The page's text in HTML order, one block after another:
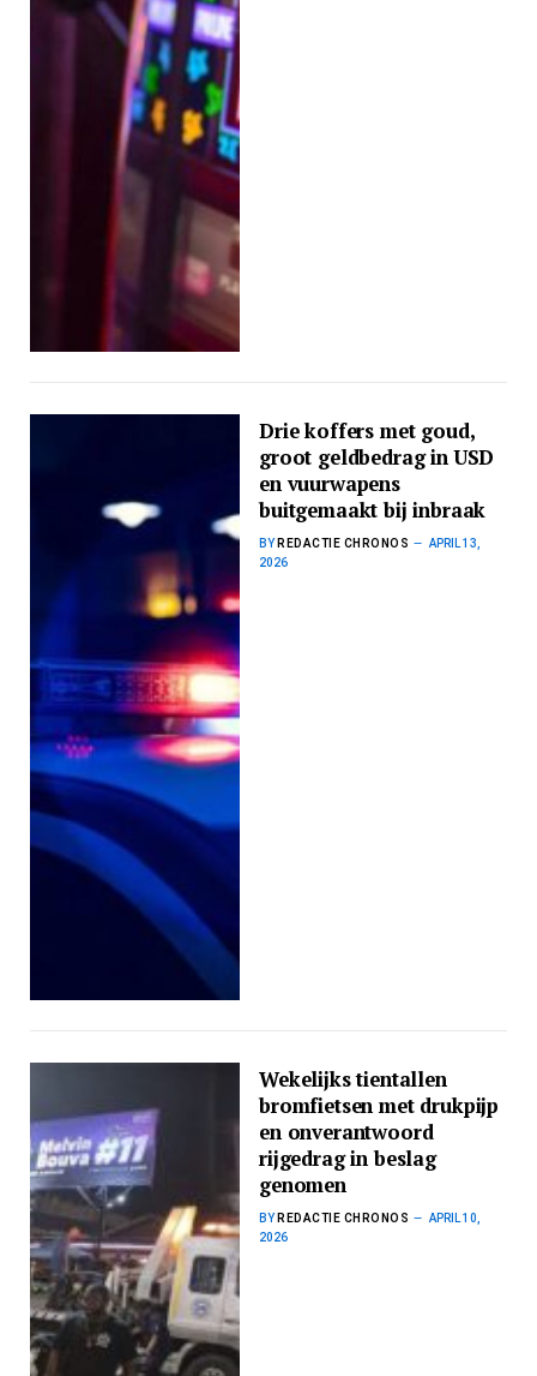
Drie koffers met goud,
groot geldbedrag in USD
en vuurwapens
buitgemaakt bij inbraak
BY REDACTIE CHRONOS
APRIL 13,
2026
Wekelijks tientallen
bromfietsen met drukpijp
en onverantwoord
rijgedrag in beslag
genomen
BY REDACTIE CHRONOS
APRIL 10,
2026